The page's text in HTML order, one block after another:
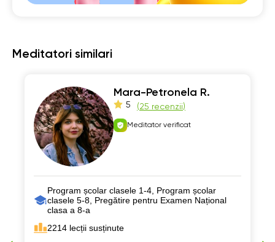
Meditatori similari
Mara-Petronela R.
5 (25 recenzii)
Meditator verificat
Program școlar clasele 1-4, Program școlar
clasele 5-8, Pregătire pentru Examen Național
clasa a 8-a
2214 lecții susținute